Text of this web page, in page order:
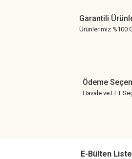
Garantili
Ürünlerimiz %100
Ödeme
Havale ve EFT
E-Bülten